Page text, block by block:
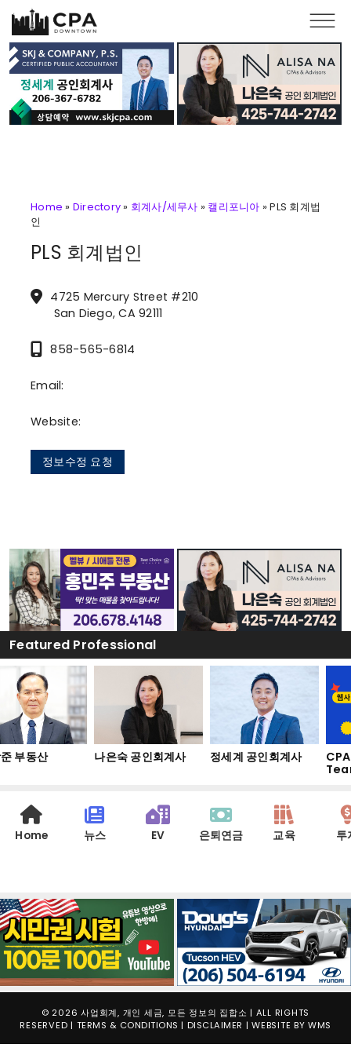
Skip to main content
Home » Directory » 회계사/세무사 » 캘리포니아 »PLS 회계법
인
PLS 회계법인
4725 Mercury Street #210
San Diego, CA 92111
858-565-6814
Email:
Website:
정보수정 요청
Featured Professional
부동산 나은숙 공인회계사 정세계 공인회계사
Home 뉴스 EV 은퇴연금 교육 투
© 2026 사업회계, 개인 세금, 모든 정보의 집합소 | ALL RIGHTS
RESERVED | TERMS & CONDITIONS | DISCLAIMER | WEBSITE BYWMS